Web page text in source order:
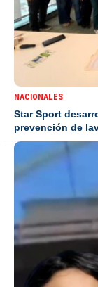
NACIONALES
Star Sport
prevención de